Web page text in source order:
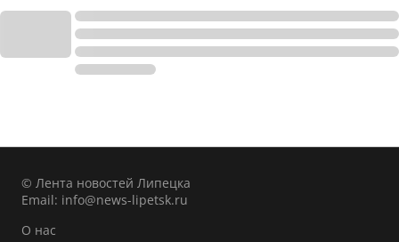
© Лента новостей Липецка
Email: info@news-lipetsk.ru
О нас